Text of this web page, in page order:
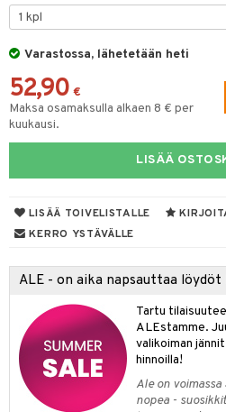
Varastossa, lähetetään heti
52,90 €
Maksa osamaksulla alkaen 8 € per
kuukausi.
LISÄÄ
LISÄÄ TOIVELISTALLE
KERRO YSTÄVÄLLE
ALE - on aika napsauttaa
Tartu
ALEstamme.
valikoiman
hinnoilla!
Ale on
nopea -
Minecraft
Ninjago
Speed Champions
Spidey
Super Heroes
Barn
Love
Potter
Kitty
Lehmä
palaa
oheistarvikkeet
ja käsipyyhkeet
& vastauksia